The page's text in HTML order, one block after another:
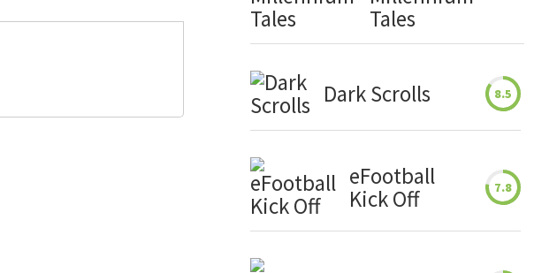
Tales
Dark Scrolls 8.5
eFootball
Kick Off
7.8